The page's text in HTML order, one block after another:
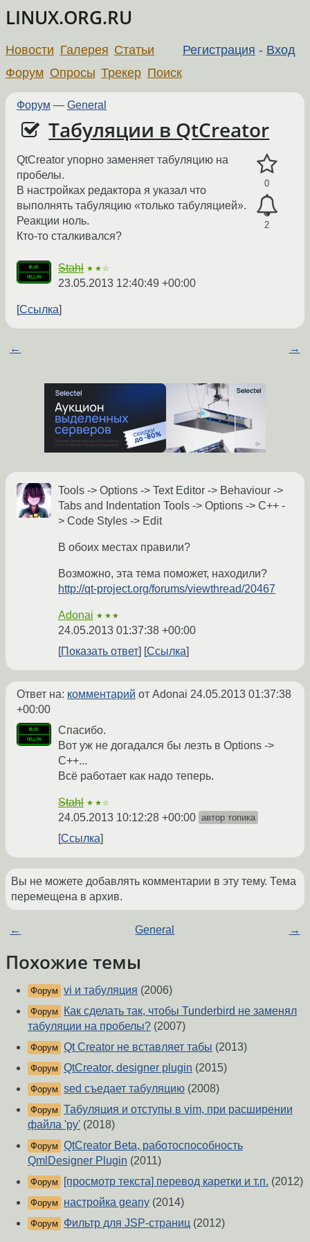
LINUX.ORG.RU
Регистрация - Вход
Новости Галерея Статьи
Форум Опросы Трекер Поиск
Форум — General
Табуляции в QtCreator
0
2
QtCreator упорно заменяет табуляцию на
пробелы.
В настройках редактора я указал что
выполнять табуляцию «только табуляцией».
Реакции ноль.
Кто-то сталкивался?
Stahl ★★☆
23.05.2013 12:40:49 +00:00
Ссылка
← →
Tools -> Options -> Text Editor -> Behaviour ->
Tabs and Indentation Tools -> Options -> C++ -
> Code Styles -> Edit
В обоих местах правили?
Возможно, эта тема поможет, находили?
http://qt-project.org/forums/viewthread/20467
Adonai ★★★
24.05.2013 01:37:38 +00:00
Показать ответ
Ссылка
Ответ на: комментарий от Adonai 24.05.2013 01:37:38
+00:00
Спасибо.
Вот уж не догадался бы лезть в Options ->
C++...
Всё работает как надо теперь.
Stahl ★★☆
24.05.2013 10:12:28 +00:00 автор топика
Ссылка
Вы не можете добавлять комментарии в эту тему. Тема
перемещена в архив.
← General →
Похожие темы
Форум vi и табуляция (2006)
Форум
Как сделать так, чтобы Tunderbird не заменял
табуляции на пробелы? (2007)
Форум Qt Creator не вставляет табы (2013)
Форум QtCreator, designer plugin (2015)
Форум sed съедает табуляцию (2008)
Форум Табуляция и отступы в vim, при расширении
файла 'py' (2018)
Форум QtCreator Beta, работоспособность
QmlDesigner Plugin (2011)
Форум [просмотр текста] перевод каретки и т.п. (2012)
Форум настройка geany (2014)
Форум Фильтр для JSP-страниц (2012)